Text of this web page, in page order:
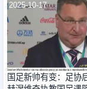
2025-10-17
国足新帅有变：足协